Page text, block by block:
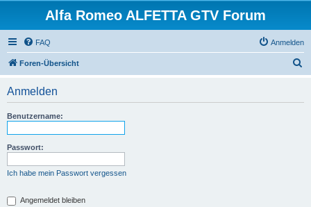
Alfa Romeo ALFETTA GTV Forum
FAQ Anmelden
Foren-Übersicht
Anmelden
Benutzername:
Passwort:
Ich habe mein Passwort vergessen
Angemeldet bleiben